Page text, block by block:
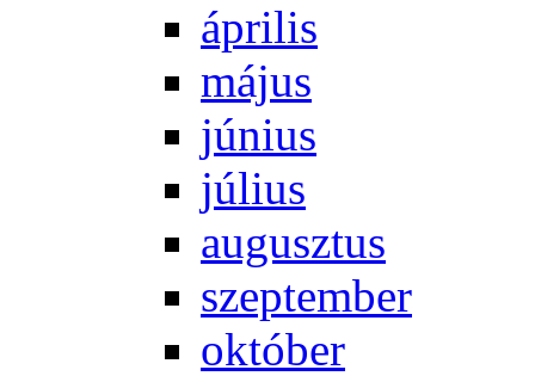
áp­ri­lis
má­jus
jú­ni­us
jú­li­us
au­gusz­tus
szep­tem­ber
ok­tó­ber